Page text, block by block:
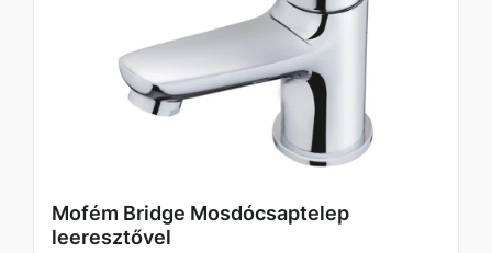
Mofém Bridge Mosdócsaptelep
leeresztővel